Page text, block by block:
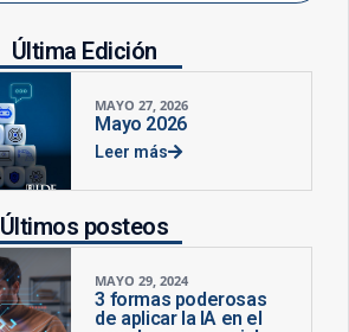
Última Edición
MAYO 27, 2026
Mayo 2026
Leer más
Últimos posteos
MAYO 29, 2024
3 formas poderosas
de aplicar la IA en el